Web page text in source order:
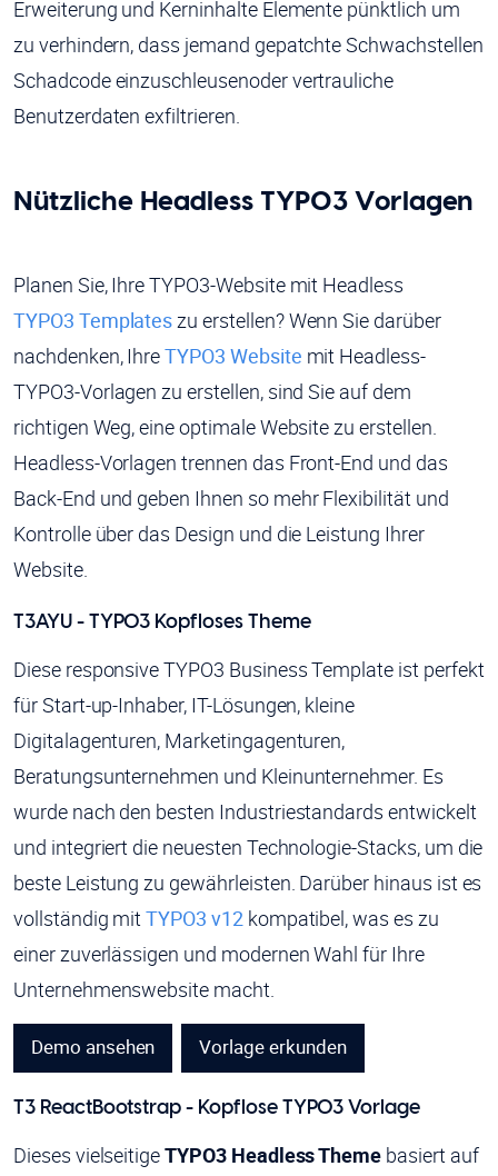
Erweiterung und Kerninhalte Elemente pünktlich um
zu verhindern, dass jemand gepatchte Schwachstellen
Schadcode einzuschleusenoder vertrauliche
Benutzerdaten exfiltrieren.
Nützliche Headless TYPO3 Vorlagen
Planen Sie, Ihre TYPO3-Website mit Headless
TYPO3 Templateszu erstellen? Wenn Sie darüber
nachdenken, IhreTYPO3 Website mit Headless-
TYPO3-Vorlagen zu erstellen, sind Sie auf dem
richtigen Weg, eine optimale Website zu erstellen.
Headless-Vorlagen trennen das Front-End und das
Back-End und geben Ihnen so mehr Flexibilität und
Kontrolle über das Design und die Leistung Ihrer
Website.
T3AYU - TYPO3 Kopfloses Theme
Diese responsive TYPO3 Business Template ist perfekt
für Start-up-Inhaber, IT-Lösungen, kleine
Digitalagenturen, Marketingagenturen,
Beratungsunternehmen und Kleinunternehmer. Es
wurde nach den besten Industriestandards entwickelt
und integriert die neuesten Technologie-Stacks, um die
beste Leistung zu gewährleisten. Darüber hinaus ist es
vollständig mitTYPO3 v12kompatibel, was es zu
einer zuverlässigen und modernen Wahl für Ihre
Unternehmenswebsite macht.
Demo ansehen Vorlage erkunden
T3 ReactBootstrap - Kopflose TYPO3 Vorlage
Dieses vielseitigeTYPO3 Headless Theme basiert auf